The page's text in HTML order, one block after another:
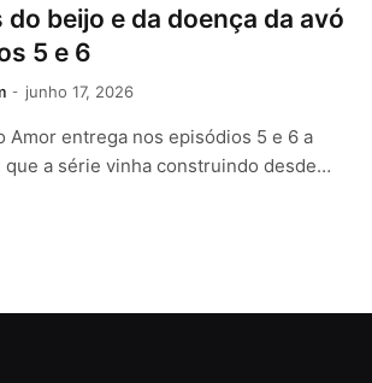
do beijo e da doença da avó
5 e 6
junho 17, 2026
Amor entrega nos episódios 5 e 6 a
que a série vinha construindo desde…